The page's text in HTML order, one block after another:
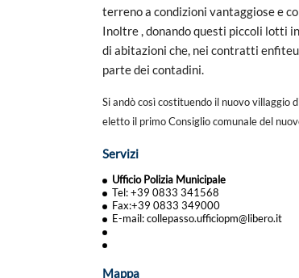
terreno a condizioni vantaggiose e
Inoltre , donando questi piccoli lotti
di abitazioni che, nei contratti
parte dei contadini.
Si andò così costituendo il nuovo villaggio
eletto il primo Consiglio comunale del
Servizi
Ufficio Polizia Municipale
Tel: +39 0833 341568
Fax:+39 0833 349000
E-mail: collepasso.ufficiopm@libero.it
Mappa